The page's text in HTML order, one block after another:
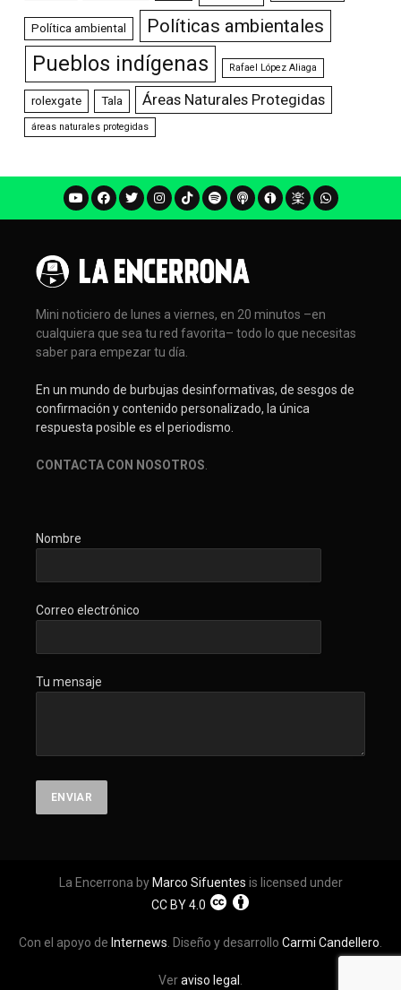
Política ambiental Políticas ambientales
Pueblos indígenas Rafael López Aliaga
rolexgate Tala Áreas Naturales Protegidas
áreas naturales protegidas
Mini noticiero de lunes a viernes, en 20 minutos –en
cualquiera que sea tu red favorita– todo lo que necesitas
saber para empezar tu día.
En un mundo de burbujas desinformativas, de sesgos de
confirmación y contenido personalizado, la única
respuesta posible es el periodismo.
CONTACTA CON NOSOTROS
Nombre
Correo electrónico
Tu mensaje
La Encerrona by Marco Sifuentes is licensed under
CC BY 4.0
Con el apoyo de Internews . Diseño y desarrollo Carmi Candellero
Veraviso legal